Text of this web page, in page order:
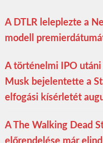
A DTLR leleplezte a
modell
A történelmi IPO
Musk bejelentette a
elfogási kísérletét
A The Walking Dead
előrendelése már